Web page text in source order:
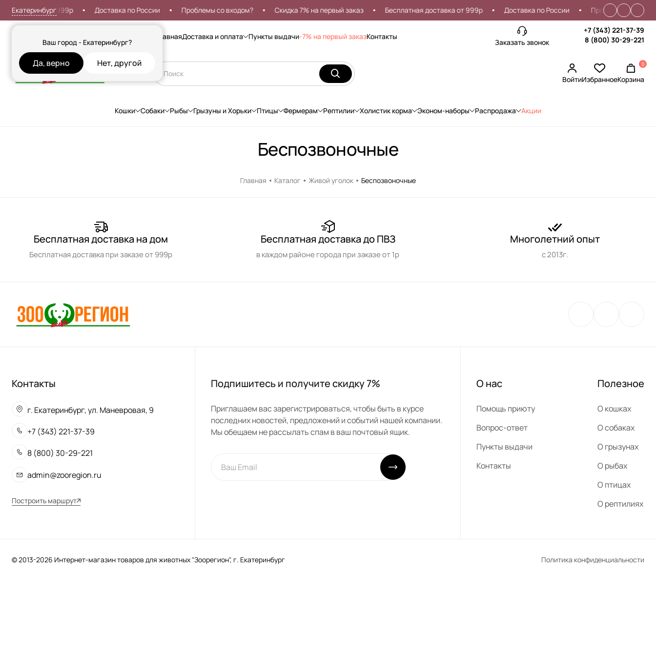
Екатеринбург
Ваш город - Екатеринбург?
Да, верно Нет, другой
доставка от 999р Доставка по России Проблемы со входом? Скидка 7% на первый заказ Бесплатная доставка от 999р Доставка по России Проблемы со
ГлавнаяДоставка и оплата Пункты выдачи-7% на первый заказКонтакты
Заказать звонок
+7 (343) 221-37-39
8 (800) 30-29-221
ВойтиИзбранное
0
Корзина
Кошки Собаки Рыбы Грызуны и Хорьки Птицы Фермерам Рептилии Холистик корма Эконом-наборы Распродажа Акции
Беспозвоночные
Главная Каталог Живой уголок Беспозвоночные
Бесплатная доставка на дом
Бесплатная доставка при заказе от 999р
Бесплатная доставка до ПВЗ
в каждом районе города при заказе от 1р
Многолетний опыт
с 2013г.
Контакты
г. Екатеринбург, ул. Маневровая, 9
+7 (343) 221-37-39
8 (800) 30-29-221
admin@zooregion.ru
Построить маршрут
Подпишитесь и получите скидку 7%
Приглашаем вас зарегистрироваться, чтобы быть в курсе
последних новостей, предложений и событий нашей компании.
Мы обещаем не рассылать спам в ваш почтовый ящик.
О нас
Помощь приюту
Вопрос-ответ
Пункты выдачи
Контакты
Полезное
О кошках
О собаках
О грызунах
О рыбах
О птицах
О рептилиях
© 2013-2026 Интернет-магазин товаров для животных "Зоорегион", г. Екатеринбург Политика конфиденциальности